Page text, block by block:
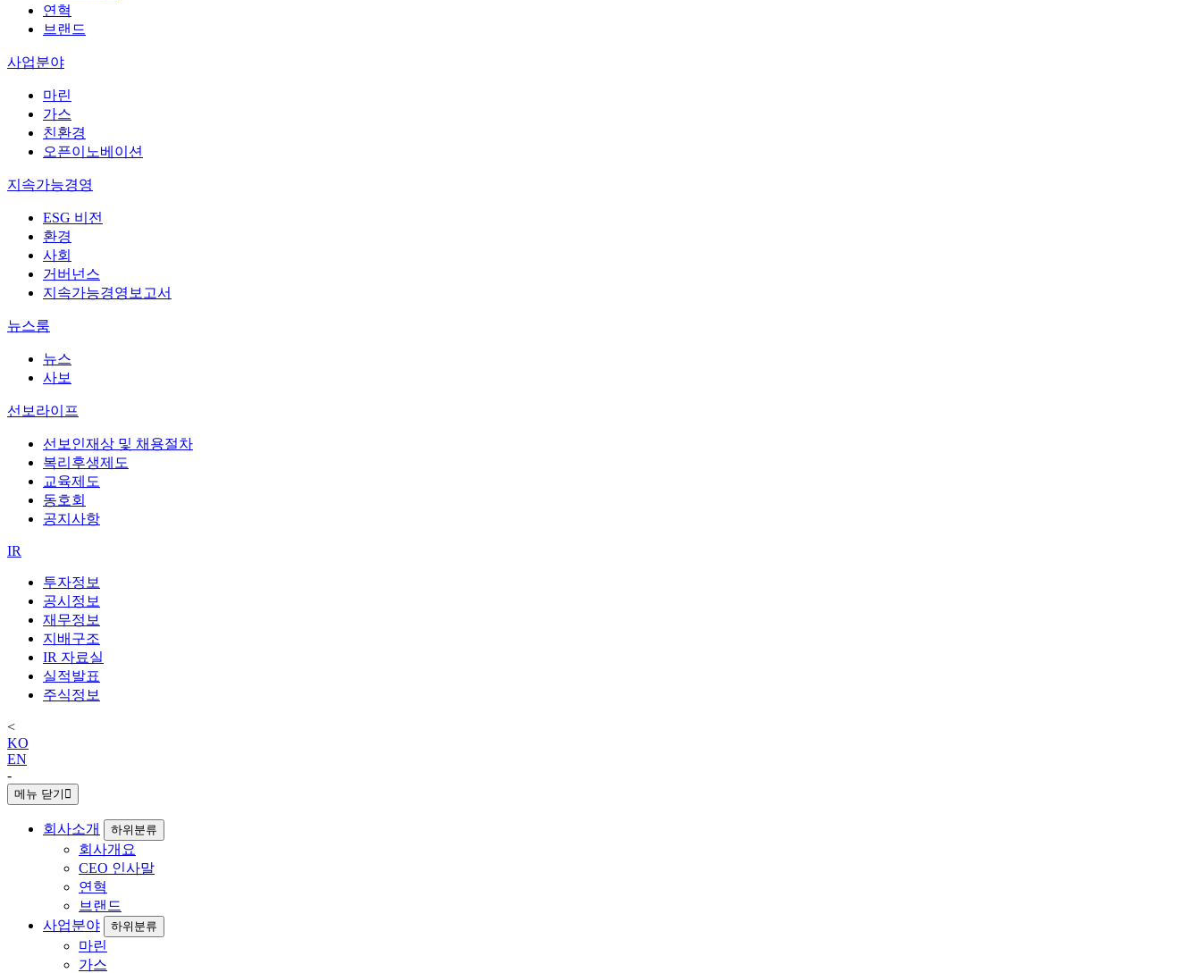
연혁
브랜드
사업분야
마린
가스
친환경
오픈이노베이션
지속가능경영
ESG 비전
환경
사회
거버넌스
지속가능경영보고서
뉴스룸
뉴스
사보
선보라이프
선보인재상 및 채용절차
복리후생제도
교육제도
동호회
공지사항
IR
투자정보
공시정보
재무정보
지배구조
IR 자료실
실적발표
주식정보
<
KO
EN
-
메뉴 닫기
회사소개 하위분류
회사개요
CEO 인사말
연혁
브랜드
사업분야
하위분류
마린
가스